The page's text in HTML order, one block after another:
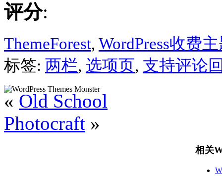
评分:
ThemeForest, WordPress收费
标签: 两栏, 选项页, 支持评论
« Old School
Photocraft »
相关